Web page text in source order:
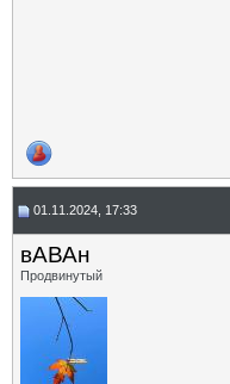
01.11.2024, 17:33
вАВАн
Продвинутый